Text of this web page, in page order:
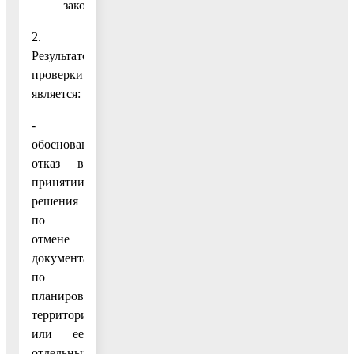
законодательством).
2.
Результатом
проверки
является:
-
обоснованный
отказ в
принятии
решения
по
отмене
документации
по
планировке
территории
или ее